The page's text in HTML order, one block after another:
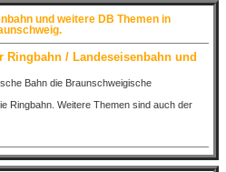
und weitere DB Themen in
Ringbahn / Landeseisenbahn und
Bahn die Braunschweigische
Ringbahn. Weitere Themen sind auch der